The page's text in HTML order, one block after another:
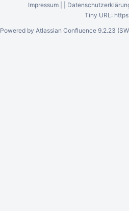
Impressum|
Tiny URL:
Powered by Atlassian Confluence 9.2.23